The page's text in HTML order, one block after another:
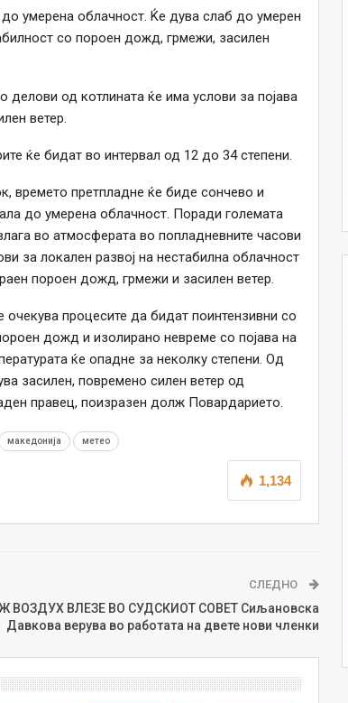
умерена облачност. Ќе дува слаб до умерен
со пороен дожд, грмежи, засилен
од котлината ќе има услови за појава
ветер.
ќе бидат во интервал од 12 до 34 степени.
времето претпладне ќе биде сончево и
до умерена облачност. Поради големата
во атмосферата во попладневните часови
за локален развој на нестабилна облачност
пороен дожд, грмежи и засилен ветер.
очекува процесите да бидат поинтензивни со
дожд и изолирано невреме со појава на
ќе опадне за неколку степени. Од
засилен, повремено силен ветер од
правец, поизразен долж Повардарието.
македонија метео
1,134
СЛЕДНО
ВОЗДУХ ВЛЕЗЕ ВО СУДСКИОТ СОВЕТ Сиљановска
Давкова верува во работата на двете нови членки